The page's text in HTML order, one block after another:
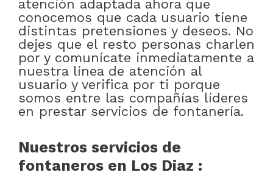
atención adaptada ahora que
conocemos que cada usuario tiene
distintas pretensiones y deseos. No
dejes que el resto personas charlen
por y comunícate inmediatamente a
nuestra línea de atención al
usuario y verifica por ti porque
somos entre las compañías líderes
en prestar servicios de fontanería.
Nuestros servicios de
fontaneros en Los Diaz :